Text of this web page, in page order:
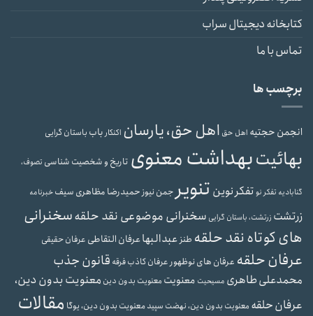
کتابخانه دیجیتال سراب
تماس با ما
برچسب ها
انجمن حجتیه اهل حق اهل حق، یارسان اکنکارباب باستان گرایی
بهائیتبهداشت معنوی تاریخ و شخصیت شناسی تصوف،
گنابادیه تفکر نوتفکر نوین تنویر جمن نیوزحمیدرضا مظاهری سیفخبرنامه
زرتشت زرتشت، باستان گرایی سخنرانی موضوعی نقد حلقهسخنرانی
های کوتاه نقد حلقه طنزعبدالبهاعرفان التقاطی عرفان حقیقی
عرفان حلقه عرفان های نوظهور عرفان کاذبفرقه قانون جذب
محمدعلی طاهری مسیحیت معنویت معنویت بدون دین معنویت بدون دین،
عرفان حلقه معنویت بدون دین، نهضت سپیدمعنویت بدون دین، یوگا مقالات